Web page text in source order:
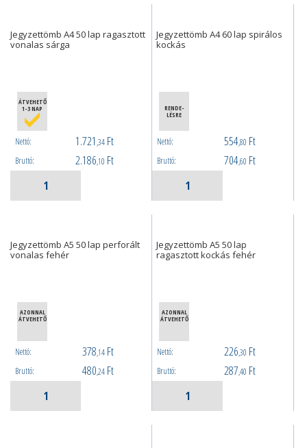
Jegyzettömb A4 50 lap ragasztott
vonalas sárga
ÁTVEHETŐ
1-3 NAP
Nettó: 1.721 ,34 Ft
Bruttó: 2.186,10 Ft
Jegyzettömb A4 60 lap spirálos
kockás
RENDE-
LÉSRE
Nettó: 554,80 Ft
Bruttó: 704,60 Ft
Jegyzettömb A5 50 lap perforált
vonalas fehér
AZONNAL
ÁTVEHETŐ
Nettó: 378,14 Ft
Bruttó: 480,24 Ft
Jegyzettömb A5 50 lap
ragasztott kockás fehér
AZONNAL
ÁTVEHETŐ
Nettó: 226,30 Ft
Bruttó: 287,40 Ft